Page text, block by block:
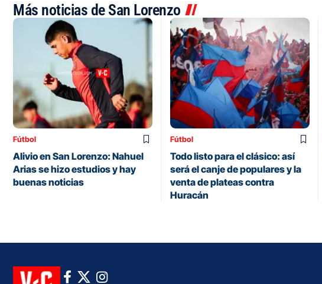
Más noticias de San Lorenzo
Fútbol
Alivio en San Lorenzo: Nahuel
Arias se hizo estudios y hay
buenas noticias
Fútbol
Todo listo para el clásico: así
será el canje de populares y la
venta de plateas contra
Huracán